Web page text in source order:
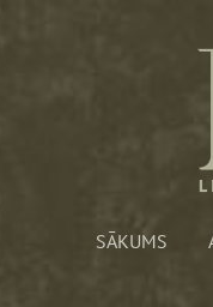
SĀKUMS